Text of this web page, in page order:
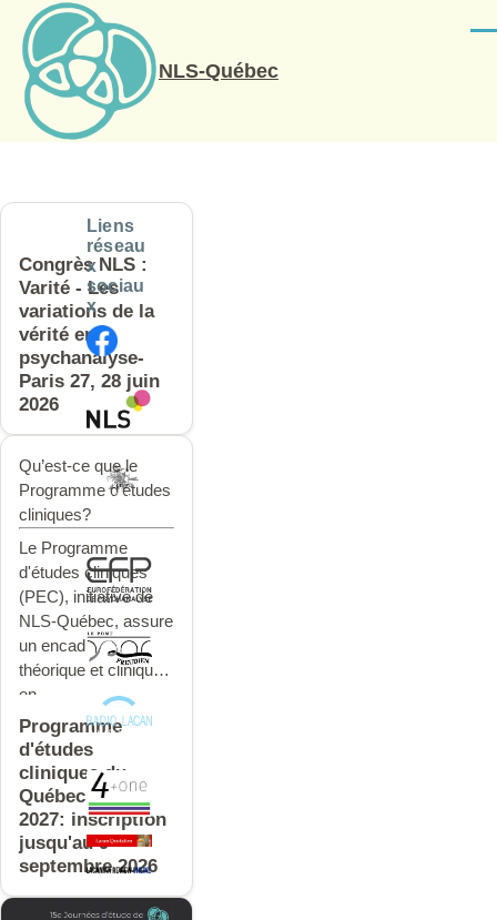
Aller au contenu principal
NLS-Québec
Congrès NLS :
Varité - Les
variations de la
vérité en
psychanalyse-
Paris 27, 28 juin
2026
Qu’est-ce que le
Programme d'études
cliniques?
Le Programme
d'études cliniques
(PEC), initiative de
NLS-Québec, assure
un encadrement
théorique et clinique
en
Programme
d'études
cliniques du
Québec 2026-
2027: inscription
jusqu'au 9
septembre 2026
Liens
réseau
x
sociau
x